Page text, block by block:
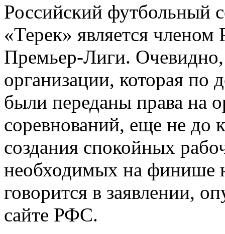
Российский футбольный
«Терек» является
Премьер-Лиги. Очевидно,
организации, которая
были переданы права на
соревнований, еще не до
создания спокойных
необходимых на финише
говорится в заявлении,
сайте РФС.